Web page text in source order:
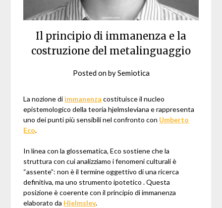
Il principio di immanenza e la
costruzione del metalinguaggio
Posted onbySemiotica
La nozione di immanenza costituisce il nucleo
epistemologico della teoria hjelmsleviana e rappresenta
uno dei punti più sensibili nel confronto con Umberto
Eco.
In linea con la glossematica, Eco sostiene che la
struttura con cui analizziamo i fenomeni culturali è
“assente”: non è il termine oggettivo di una ricerca
definitiva, ma uno strumento ipotetico . Questa
posizione è coerente con il principio di immanenza
elaborato da Hjelmslev.